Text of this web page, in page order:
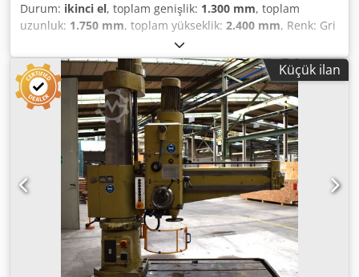
Durum: ikinci el, toplam genişlik: 1.300 mm, toplam
uzunluk: 1.750 mm, toplam yükseklik: 2.400 mm, Renk: Gri
Boş ağırlık: 2.000 kg Fiyat: Talep üzerine Dwsdpfszrgc Hsx
Abaoa - Dokümantasyon mevcut: Hayır - CE belgesi mevcut:
Hayır - Seri numarası: 955 - Kontrol sistemi: Geleneksel -
Kol uzunluğu [mm]: 1570 - Y ekseni hareket mesafesi
[mm]: 1320 - Tabla uzunluğu [mm]: 650 - Tabla genişliği
[mm]: 1300 - Delme derinliği [mm]: 160 - Delme kapasitesi
[mm]: 0 - Min. çıkıntı [mm]: 300 - Maks. çıkıntı [mm]: 1100 -
Alet tutucu: MK4 - Min. mil devri [rpm]: 102 - Maks. mil
devri [rpm]: 2000 - Opsiyonlar: Delme ünitesi ilerlemesi,
mengeneler, diş açma fonksiyonu - Nakliye boyutları:
1750mm x 1300mm x 2400mm (u x g x y) - Nakliye ağırlığı
[kg]: 2000kg - Nakliye ambalajı [adet]: 1 Finansal bilgiler
KDV: Belirtilen fiyat, KDV dahil değildir. KDV/Farklı
vergilendirme: İşletmeler için KDV indirilebilir. Sanayi
Küçük ilan